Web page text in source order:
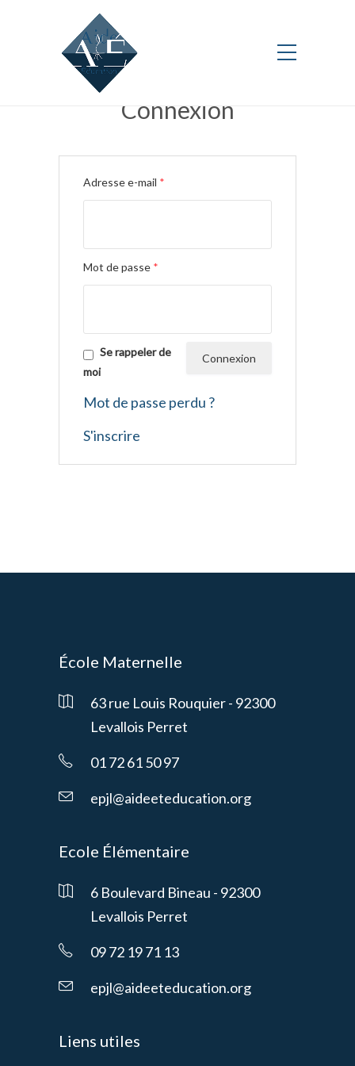
Connexion
Adresse e-mail *
Mot de passe *
Se rappeler de
moi
Mot de passe perdu ?
S'inscrire
École Maternelle
63 rue Louis Rouquier - 92300
Levallois Perret
01 72 61 50 97
epjl@aideeteducation.org
Ecole Élémentaire
6 Boulevard Bineau - 92300
Levallois Perret
09 72 19 71 13
epjl@aideeteducation.org
Liens utiles